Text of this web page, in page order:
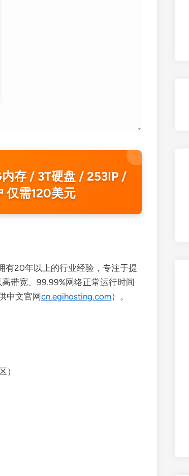
存 / 3T硬盘 / 253IP /
仅需120美元
有20年以上的行业经验，专注于提
带宽、99.99%网络正常运行时间
中文官网cn.egihosting.com）。
）